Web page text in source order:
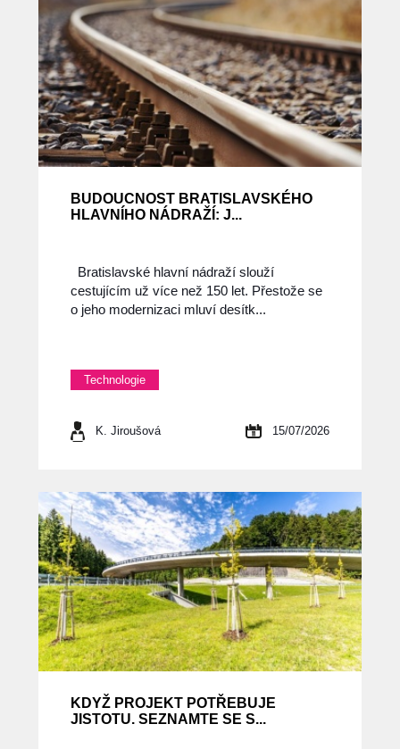
BUDOUCNOST BRATISLAVSKÉHO
HLAVNÍHO NÁDRAŽÍ: J...
Bratislavské hlavní nádraží slouží
cestujícím už více než 150 let. Přestože se
o jeho modernizaci mluví desítk...
Technologie
K. Jiroušová 15/07/2026
KDYŽ PROJEKT POTŘEBUJE
JISTOTU. SEZNAMTE SE S...